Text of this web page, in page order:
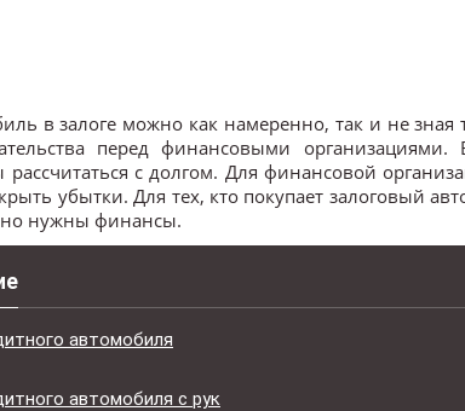
в залоге можно как намеренно, так и не
перед финансовыми организациями.
рассчитаться с долгом. Для финансовой
убытки. Для тех, кто покупает залоговый
нужны финансы.
автомобиля
автомобиля с рук